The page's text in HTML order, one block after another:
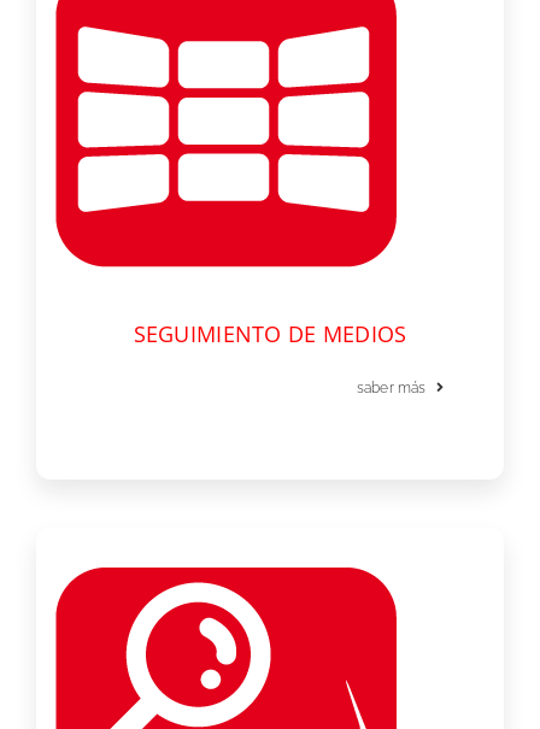
SEGUIMIENTO DE MEDIOS
saber más